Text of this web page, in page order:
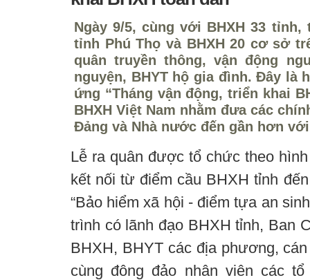
Ngày 9/5, cùng với BHXH 33
tỉnh Phú Thọ và BHXH 20 cơ sở
quân truyền thông, vận động
nguyện, BHYT hộ gia đình. Đây là
ứng “Tháng vận động, triển khai
BHXH Việt Nam nhằm đưa các
Đảng và Nhà nước đến gần hơn
Lễ ra quân được tổ chức theo
kết nối từ điểm cầu BHXH tỉnh
“Bảo hiểm xã hội - điểm tựa an
trình có lãnh đạo BHXH tỉnh, Ban
BHXH, BHYT các địa phương,
cùng đông đảo nhân viên các